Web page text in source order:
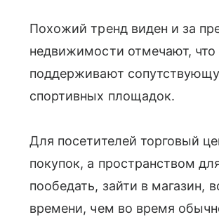
Похожий тренд виден и за
недвижимости отмечают,
поддерживают
спортивных площадок.
Для посетителей торговый
покупок, а пространством
пообедать, зайти в магазин,
времени, чем во время